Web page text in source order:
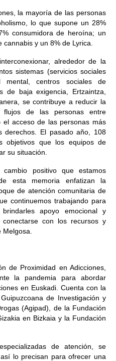
la mayoría de las personas
lo que supone un 28%
consumidora de heroína; un
y un 8% de Lyrica.
alrededor de la
sistemas (servicios sociales
centros sociales de
de baja exigencia, Ertzaintza,
se contribuye a reducir la
flujos de las personas entre
acceso de las personas más
derechos. El pasado año, 108
objetivos que los equipos de
su situación.
positivo que estamos
esta memoria enfatizan la
de atención comunitaria de
continuemos trabajando para
apoyo emocional y
con los recursos y
de Proximidad en Adicciones,
la pandemia para abordar
en Euskadi. Cuenta con la
de Investigación y
(Agipad), de la Fundación
en Bizkaia y la Fundación
de atención, se
lo precisan para ofrecer una